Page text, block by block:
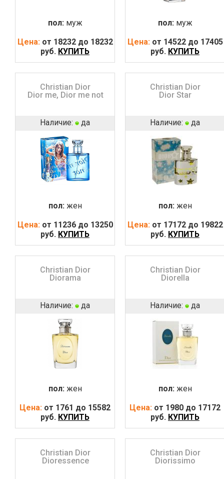
пол: муж
Цена: от 18232 до 18232
руб. КУПИТЬ
пол: муж
Цена: от 14522 до 17405
руб. КУПИТЬ
Christian Dior
Dior me, Dior me not
Наличие: да
пол: жен
Цена: от 11236 до 13250
руб. КУПИТЬ
Christian Dior
Dior Star
Наличие: да
пол: жен
Цена: от 17172 до 19822
руб. КУПИТЬ
Christian Dior
Diorama
Наличие: да
пол: жен
Цена: от 1761 до 15582
руб. КУПИТЬ
Christian Dior
Diorella
Наличие: да
пол: жен
Цена: от 1980 до 17172
руб. КУПИТЬ
Christian Dior
Dioressence
Christian Dior
Diorissimo